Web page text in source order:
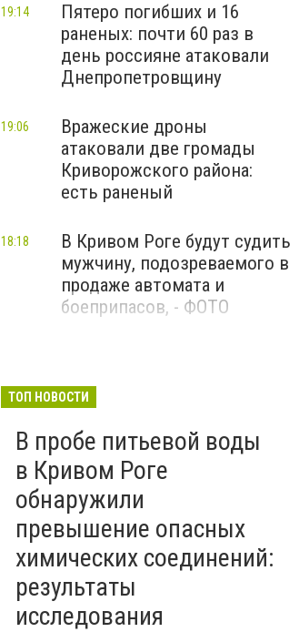
Пятеро погибших и 16
раненых: почти 60 раз в
день россияне атаковали
Днепропетровщину
19:14
Вражеские дроны
атаковали две громады
Криворожского района:
есть раненый
19:06
В Кривом Роге будут судить
мужчину, подозреваемого в
продаже автомата и
боеприпасов, - ФОТО
18:18
Украине!», «Слава ВСУ!»:
некоторые объекты стрит-
арта в Кривом Роге
ФОТО
ТОП НОВОСТИ
В пробе питьевой воды
в Кривом Роге
обнаружили
превышение опасных
химических соединений:
результаты
исследования